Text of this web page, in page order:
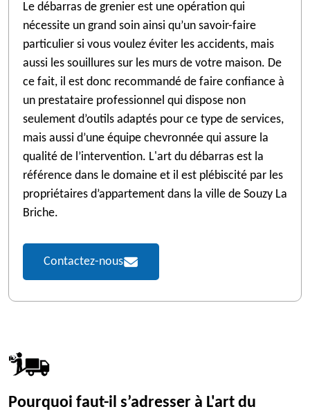
Le débarras de grenier est une opération qui
nécessite un grand soin ainsi qu’un savoir-faire
particulier si vous voulez éviter les accidents, mais
aussi les souillures sur les murs de votre maison. De
ce fait, il est donc recommandé de faire confiance à
un prestataire professionnel qui dispose non
seulement d’outils adaptés pour ce type de services,
mais aussi d’une équipe chevronnée qui assure la
qualité de l’intervention. L'art du débarras est la
référence dans le domaine et il est plébiscité par les
propriétaires d’appartement dans la ville de Souzy La
Briche.
Contactez-nous
Pourquoi faut-il s’adresser à L'art du